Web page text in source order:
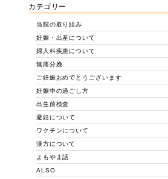
カテゴリー
当院の取り組み
妊娠・出産について
婦人科疾患について
無痛分娩
ご妊娠おめでとうございます
妊娠中の過ごし方
出生前検査
避妊について
ワクチンについて
漢方について
よもやま話
ALSO